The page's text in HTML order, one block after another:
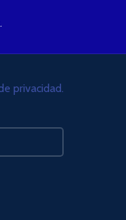
privacidad.